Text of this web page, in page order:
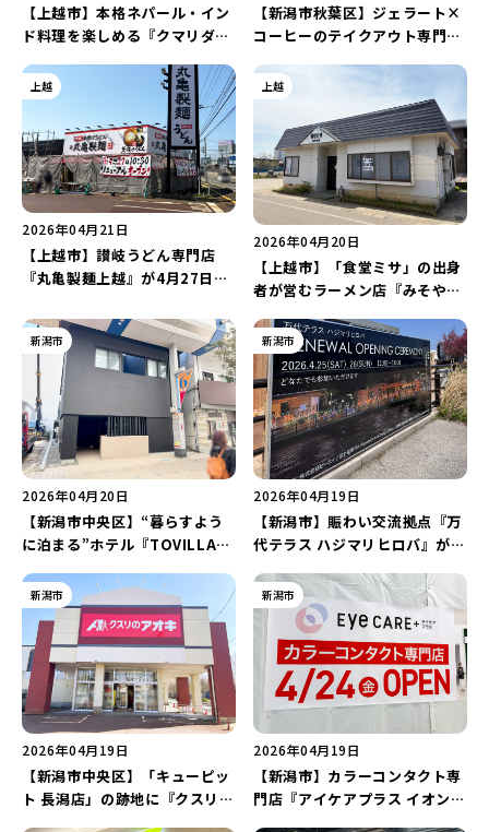
【上越市】本格ネパール・イン
ド料理を楽しめる『クマリダイ
ン！
【新潟市秋葉区】ジェラート×
コーヒーのテイクアウト専門店
4月22日にオープン！「道の駅
花夢里にいつ」へ食べに出かけ
よう♪
上越
2026年04月21日
【上越市】讃岐うどん専門店
『丸亀製麺上越』が4月27日に
内に唯一の店舗がいよいよ営業
再開♪
上越
2026年04月20日
【上越市】「食堂ミサ」の出身
者が営むラーメン店『みそや
♪「食堂ミサ はまや店」が生ま
れ変わる！
新潟市
2026年04月20日
【新潟市中央区】“暮らすよう
に泊まる”ホテル『TOVILLA
月30日にオープン！サウナ室も
完備♪
新潟市
2026年04月19日
【新潟市】賑わい交流拠点『万
代テラス ハジマリヒロバ』が4
ン！BBQやステージイベントを
楽しめるオープニングセレモニ
ーを開催♪
新潟市
2026年04月19日
【新潟市中央区】「キューピッ
ト 長潟店」の跡地に『クスリの
新潟市
2026年04月19日
【新潟市】カラーコンタクト専
門店『アイケアプラス イオンモ